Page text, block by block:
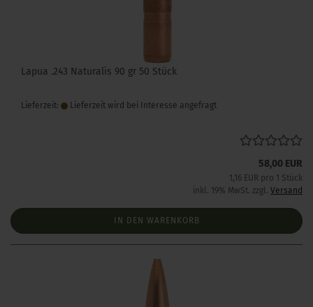
Lapua .243 Naturalis 90 gr 50 Stück
Lieferzeit: Lieferzeit wird bei Interesse angefragt
58,00 EUR
1,16 EUR pro 1 Stück
inkl. 19% MwSt. zzgl. Versand
IN DEN WARENKORB